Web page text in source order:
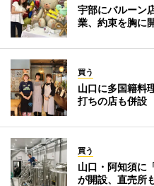
宇部にバルーン
業、約束を胸に
買う
山口に多国籍料
打ちの店も併設
買う
山口・阿知須に
が開設、直売所